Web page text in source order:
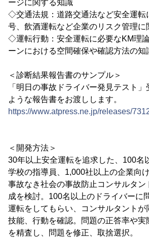
ージに関する知識
◇交通法規：道路交通法など安全運転
号、飲酒運転など企業のリスク管理に
◇運転行動：安全運転に必要なKM理
ーンにおける空間確保や確認方法の知
＜診断結果報告書のサンプル＞
「明日の事故ドライバー発見テスト
ような報告書をお渡しします。
https://www.atpress.ne.jp/releases/
＜開発方法＞
30年以上安全運転を追求した、100名
学校の指導員、1,000社以上の企業向
事故なき社会の事故防止コンサルタン
成を検討。100名以上のドライバーに
運転をしてもらい、コンサルタントが
技能、行動を確認。問題の正答率や実
を精査し、問題を修正、取捨選択。